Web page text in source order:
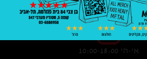
03-6888958
א'-ה' 10:00-18:00